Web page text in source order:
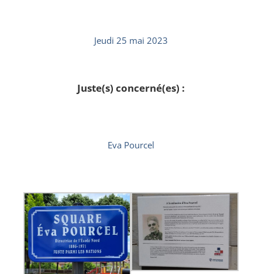
Jeudi 25 mai 2023
Juste(s) concerné(es) :
Eva Pourcel